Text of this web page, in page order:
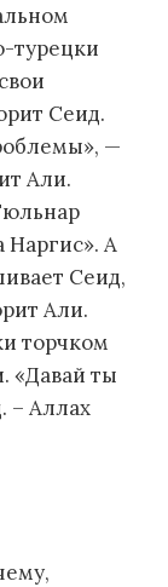
турецки
Сеид.
—
Али.
Наргис». А
Сеид,
Али.
торчком
«Давай ты
– Аллах